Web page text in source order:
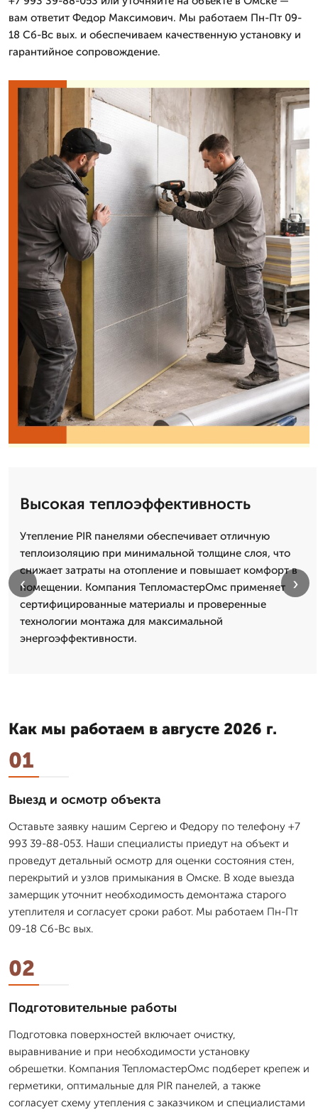
вам ответит Федор Максимович. Мы работаем Пн-Пт 09-
18 Сб-Вс вых. и обеспечиваем качественную установку и
гарантийное сопровождение.
Высокая теплоэффективность
Утепление PIR панелями обеспечивает отличную
теплоизоляцию при минимальной толщине слоя, что
снижает затраты на отопление и повышает комфорт в
помещении. Компания ТепломастерОмс применяет
сертифицированные материалы и проверенные
технологии монтажа для максимальной
энергоэффективности.
‹ ›
Как мы работаем в августе 2026 г.
01
Выезд и осмотр объекта
Оставьте заявку нашим Сергею и Федору по телефону +7
993 39-88-053. Наши специалисты приедут на объект и
проведут детальный осмотр для оценки состояния стен,
перекрытий и узлов примыкания в Омске. В ходе выезда
замерщик уточнит необходимость демонтажа старого
утеплителя и согласует сроки работ. Мы работаем Пн-Пт
09-18 Сб-Вс вых.
02
Подготовительные работы
Подготовка поверхностей включает очистку,
выравнивание и при необходимости установку
обрешетки. Компания ТепломастерОмс подберет крепеж и
герметики, оптимальные для PIR панелей, а также
согласует схему утепления с заказчиком и специалистами